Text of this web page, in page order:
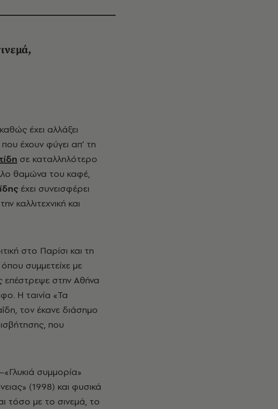
έχουν φύγει απ’ τη
σε καταλληλότερο
θαμώνα του καφέ,
έχει συνεισφέρει
καλλιτεχνική και
στο Παρίσι και τη
συμμετείχε με
επέστρεψε στην Αθήνα
Η ταινία «Τα
τον έκανε διάσημο
που
συμμορία»
(1998) και φυσικά
τόσο με το σινεμά, το